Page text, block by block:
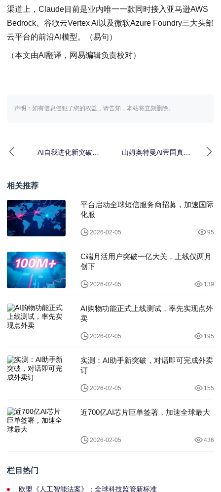
渠道上，Claude目前是业内唯一一款同时接入亚马逊AWS
Bedrock、谷歌云Vertex AI以及微软Azure Foundry三大头部
云平台的前沿AI模型。（易句）
（本文由AI翻译，网易编辑负责校对）
声明：如有信息侵犯了您的权益，请告知，本站将立刻删除。
AI自我进化新突破｜
山姆奥特曼AI帝国真相
相关推荐
平台启动全球短信服务商招募，加速国际
化服
2026-02-05 95
C端月活用户突破一亿大关，上线仅两月
创下
2026-02-05 139
AI购物功能正式上线测试，率先实现点外
卖
2026-02-05 195
实测：AI助手新突破，对话即可完成外卖
订
2026-02-05 155
近700亿AI芯片巨单签署，加速全球最大
2026-02-05 436
栏目热门
欧盟《人工智能法案》：全球科技监管新标准